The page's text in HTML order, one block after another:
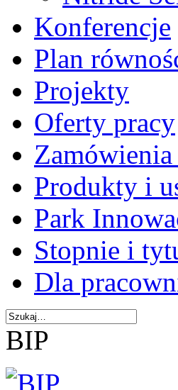
Konferencje
Plan
Projekty
Oferty pracy
Produkty i
Park
Stopnie i
Dla
BIP